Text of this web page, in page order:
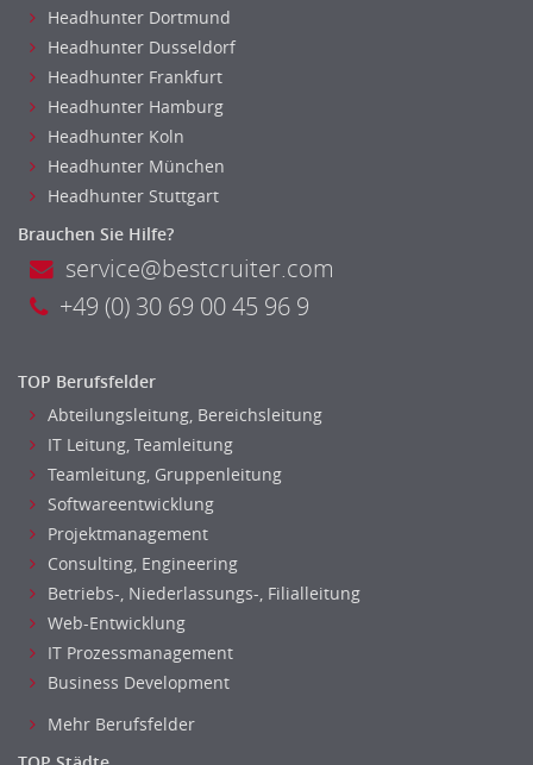
Headhunter Dortmund
Headhunter Dusseldorf
Headhunter Frankfurt
Headhunter Hamburg
Headhunter Koln
Headhunter München
Headhunter Stuttgart
Brauchen Sie Hilfe?
service@bestcruiter.com
+49 (0) 30 69 00 45 96 9
TOP Berufsfelder
Abteilungsleitung, Bereichsleitung
IT Leitung, Teamleitung
Teamleitung, Gruppenleitung
Softwareentwicklung
Projektmanagement
Consulting, Engineering
Betriebs-, Niederlassungs-, Filialleitung
Web-Entwicklung
IT Prozessmanagement
Business Development
Mehr Berufsfelder